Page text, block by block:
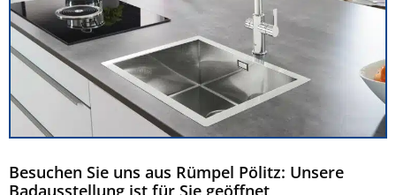
Besuchen Sie uns aus Rümpel Pölitz: Unsere
Badausstellung ist für Sie geöffnet